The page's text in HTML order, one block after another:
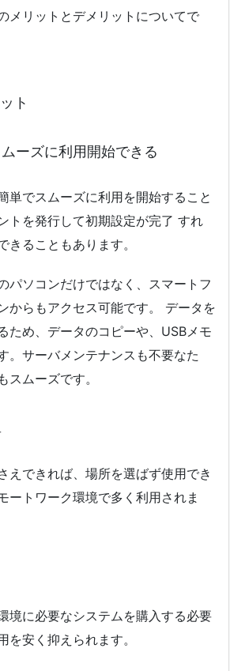
メリットとデメリットについてで
ト
ーズに利用開始できる
単でスムーズに利用を開始すること
トを発行して初期設定が完了 すれ
きることもあります。
パソコンだけではなく、スマートフ
からもアクセス可能です。 データを
ため、データのコピーや、USBメモ
。サーバメンテナンスも不要なた
スムーズです。
えできれば、場所を選ばず使用でき
ートワーク環境で多く利用されま
境に必要なシステムを購入する必要
を安く抑えられます。